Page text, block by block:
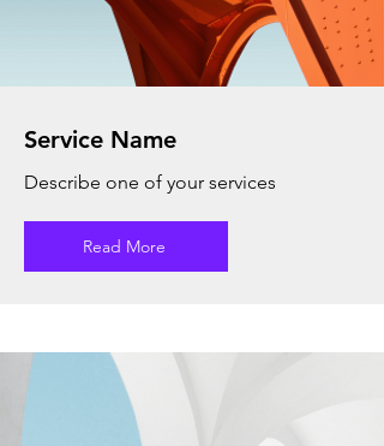
Service Name
Describe one of your services
Read More